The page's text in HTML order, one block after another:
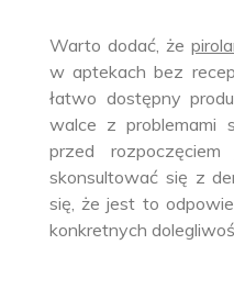
Warto dodać, że
w aptekach bez
łatwo dostępny
walce z problemami
przed
skonsultować się z
się, że jest to
konkretnych